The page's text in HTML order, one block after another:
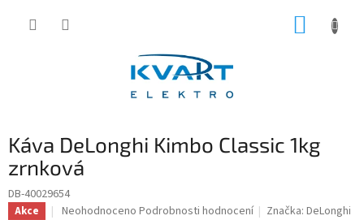
Káva DeLonghi Kimbo Classic 1kg
zrnková
DB-40029654
Akce
Průměrné
Neohodnoceno Podrobnosti hodnocení Značka:DeLonghi